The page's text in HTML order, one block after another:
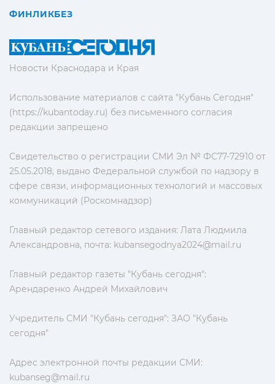
Новости Краснодара и Края
Использование материалов с сайта "Кубань Сегодня"
(https://kubantoday.ru) без письменного согласия
редакции запрещено
Свидетельство о регистрации СМИ Эл № ФС77-72910 от
25.05.2018, выдано Федеральной службой по надзору в
сфере связи, информационных технологий и массовых
коммуникаций (Роскомнадзор)
Главный редактор сетевого издания: Лата Людмила
Александровна, почта: kubansegodnya2024@mail.ru
Главный редактор газеты "Кубань сегодня":
Арендаренко Андрей Михайлович
Учредитель СМИ "Кубань сегодня": ЗАО "Кубань
сегодня"
Адрес электронной почты редакции СМИ:
kubanseg@mail.ru
ФИНЛИКБЕЗ